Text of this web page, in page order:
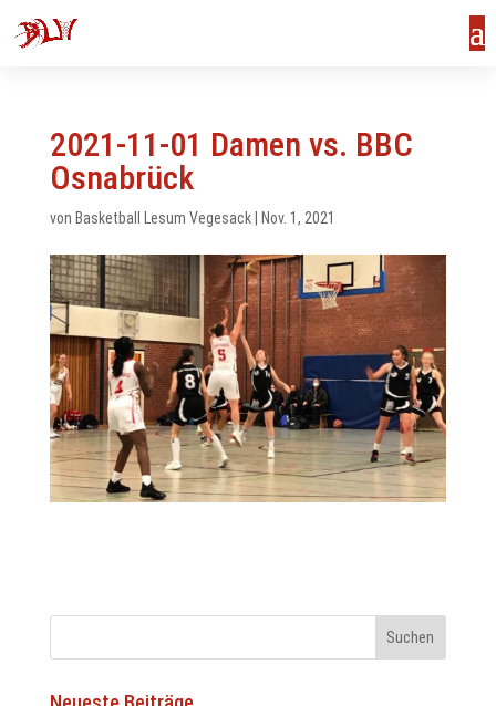
2021-11-01 Damen vs. BBC
Osnabrück
von Basketball Lesum Vegesack| Nov. 1, 2021